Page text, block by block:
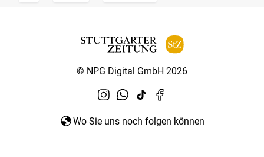
© NPG Digital GmbH 2026
Wo Sie uns noch folgen können